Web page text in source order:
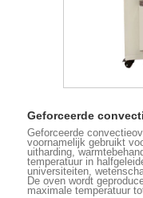
Geforceerde
Geforceerde
voornamelijk gebruikt
uitharding,
temperatuur in
universiteiten,
De oven wordt
maximale temperatuur